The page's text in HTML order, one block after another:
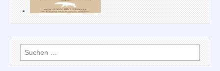
Suchen
nach: